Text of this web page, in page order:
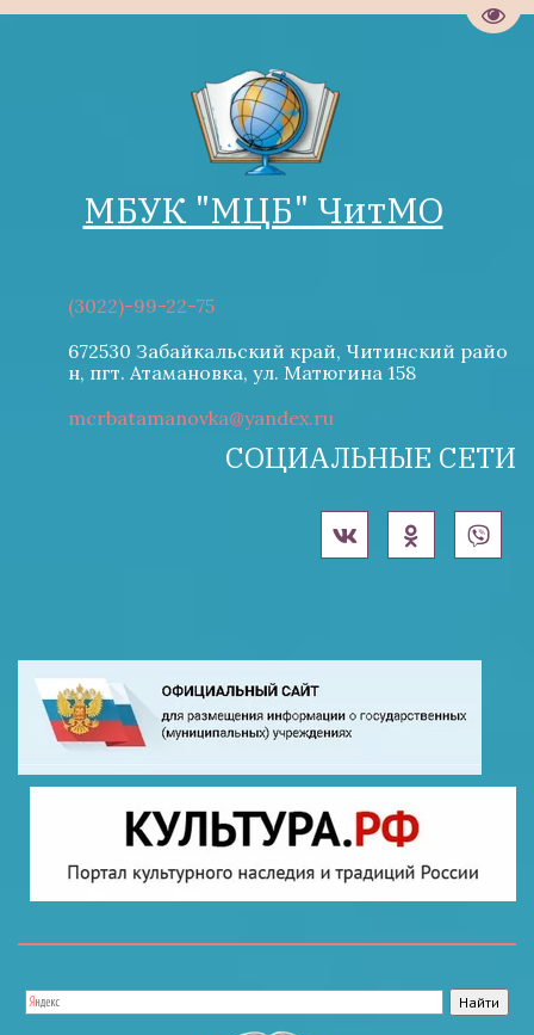
МБУК "М­­ЦБ" ЧитМО
(3022)-99-22-75
672530 Забайкальский край, Читинский райо
н, пгт. Атамановка, ул. Матюгина 158
mcrbatamanovka@yandex.ru
СОЦИАЛЬНЫЕ СЕТИ